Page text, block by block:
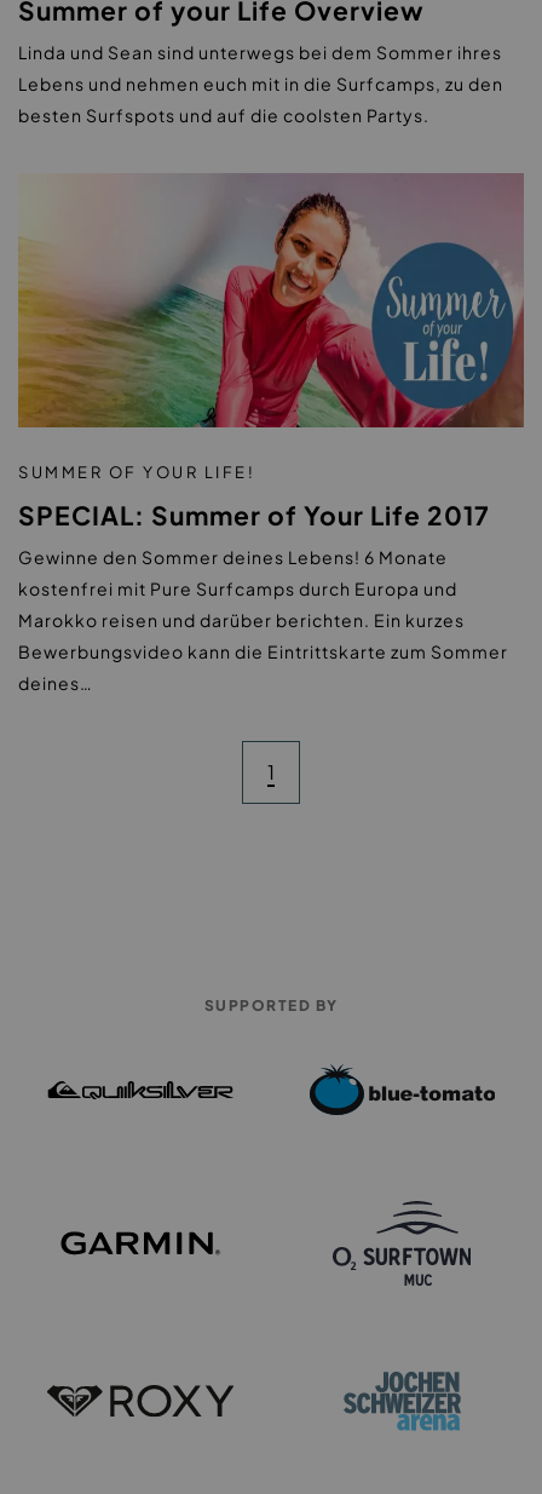
Summer of your Life Overview
Linda und Sean sind unterwegs bei dem Sommer ihres
Lebens und nehmen euch mit in die Surfcamps, zu den
besten Surfspots und auf die coolsten Partys.
SUMMER OF YOUR LIFE!
SPECIAL: Summer of Your Life 2017
Gewinne den Sommer deines Lebens! 6 Monate
kostenfrei mit Pure Surfcamps durch Europa und
Marokko reisen und darüber berichten. Ein kurzes
Bewerbungsvideo kann die Eintrittskarte zum Sommer
deines…
1
SUPPORTED BY